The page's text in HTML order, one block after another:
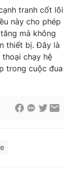
tranh cốt lõi
này cho phép
mà không
thiết bị. Đây là
chạy hệ
trong cuộc đua